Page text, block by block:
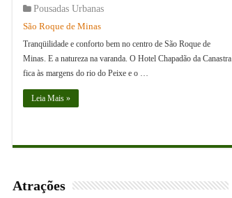
Pousadas Urbanas
São Roque de Minas
Tranqüilidade e conforto bem no centro de São Roque de
Minas. E a natureza na varanda. O Hotel Chapadão da Canastra
fica às margens do rio do Peixe e o …
Leia Mais »
Atrações